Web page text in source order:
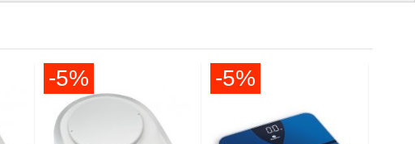
-5% -5%